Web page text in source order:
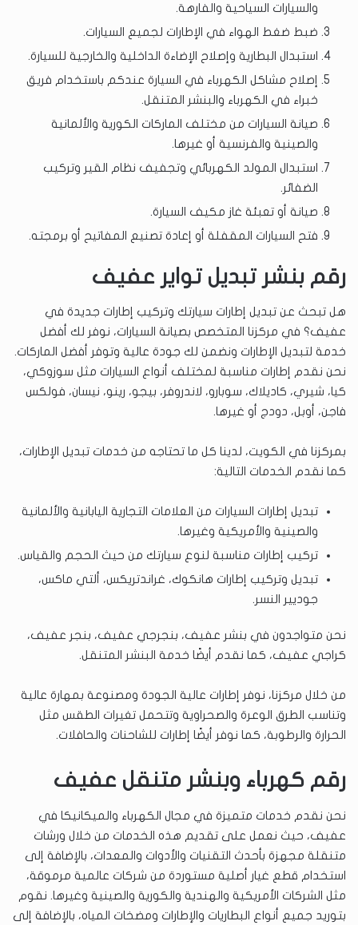
والسيارات السياحية والفارهة.
ضبط ضغط الهواء في الإطارات لجميع السيارات.
استبدال البطارية وإصلاح الإضاءة الداخلية والخارجية للسيارة.
إصلاح مشاكل الكهرباء في السيارة عندكم باستخدام فريق
خبراء في الكهرباء والبنشر المتنقل.
صيانة السيارات من مختلف الماركات الكورية والألمانية
والصينية والفرنسية أو غيرها.
استبدال المولد الكهربائي وتجفيف نظام القير وتركيب
الضفائر.
صيانة أو تعبئة غاز مكيف السيارة.
فتح السيارات المقفلة أو إعادة تصنيع المفاتيح أو برمجته.
رقم بنشر تبديل تواير عفيف
هل تبحث عن تبديل إطارات سيارتك وتركيب إطارات جديدة في
عفيف؟ في مركزنا المتخصص بصيانة السيارات، نوفر لك أفضل
خدمة لتبديل الإطارات ونضمن لك جودة عالية وتوفر أفضل الماركات.
نحن نقدم إطارات مناسبة لمختلف أنواع السيارات مثل سوزوكي،
كيا، شيري، كاديلاك، سوبارو، لاندروفر، بيجو، رينو، نيسان، فولكس
فاجن، أوبل، دودج أو غيرها.
بمركزنا في الكويت، لدينا كل ما تحتاجه من خدمات تبديل الإطارات،
كما نقدم الخدمات التالية:
تبديل إطارات السيارات من العلامات التجارية اليابانية والألمانية
والصينية والأمريكية وغيرها.
تركيب إطارات مناسبة لنوع سيارتك من حيث الحجم والقياس.
تبديل وتركيب إطارات هانكوك، غراندتريكس، ألتي ماكس،
جوديير النسر.
نحن متواجدون في بنشر عفيف، بنجرجي عفيف، بنجر عفيف،
كراجي عفيف، كما نقدم أيضًا خدمة البنشر المتنقل.
من خلال مركزنا، نوفر إطارات عالية الجودة ومصنوعة بمهارة عالية
وتناسب الطرق الوعرة والصحراوية وتتحمل تغيرات الطقس مثل
الحرارة والرطوبة، كما نوفر أيضًا إطارات للشاحنات والحافلات.
رقم كهرباء وبنشر متنقل عفيف
نحن نقدم خدمات متميزة في مجال الكهرباء والميكانيكا في
عفيف، حيث نعمل على تقديم هذه الخدمات من خلال ورشات
متنقلة مجهزة بأحدث التقنيات والأدوات والمعدات، بالإضافة إلى
استخدام قطع غيار أصلية مستوردة من شركات عالمية مرموقة،
مثل الشركات الأمريكية والهندية والكورية والصينية وغيرها. نقوم
بتوريد جميع أنواع البطاريات والإطارات ومضخات المياه، بالإضافة إلى